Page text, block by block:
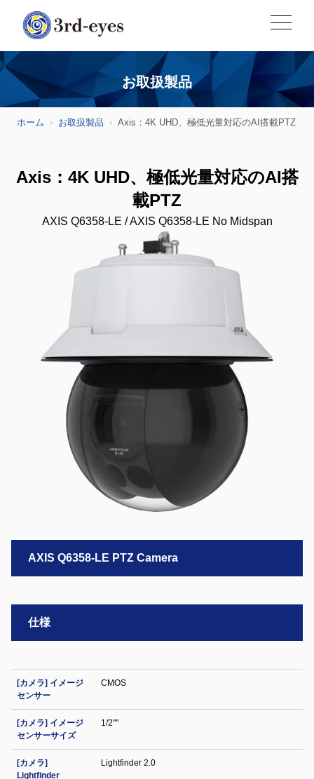
お取扱製品
ホーム お取扱製品 Axis：4K UHD、極低光量対応のAI搭載PTZ
Axis：4K UHD、極低光量対応のAI搭
載PTZ
AXIS Q6358-LE / AXIS Q6358-LE No Midspan
AXIS Q6358-LE PTZ Camera
仕様
[カメラ] イメージ
センサー
CMOS
[カメラ] イメージ
センサーサイズ
1/2""
[カメラ]
Lightfinder
Lightfinder 2.0